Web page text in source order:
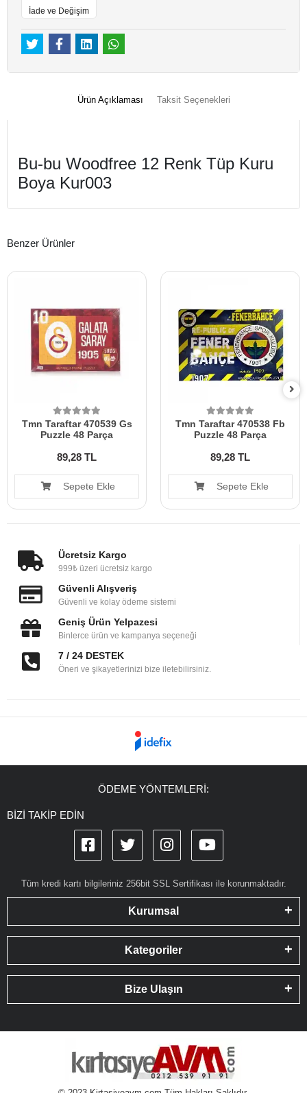
İade ve Değişim
Ürün Açıklaması Taksit Seçenekleri
Bu-bu Woodfree 12 Renk Tüp Kuru
Boya Kur003
Benzer Ürünler
Tmn Taraftar 470539 Gs
Puzzle 48 Parça
89,28 TL
Sepete Ekle
Tmn Taraftar 470538 Fb
Puzzle 48 Parça
89,28 TL
Sepete Ekle
Ücretsiz Kargo
999₺ üzeri ücretsiz kargo
Güvenli Alışveriş
Güvenli ve kolay ödeme sistemi
Geniş Ürün Yelpazesi
Binlerce ürün ve kampanya seçeneği
7 / 24 DESTEK
Öneri ve şikayetlerinizi bize iletebilirsiniz.
ÖDEME YÖNTEMLERİ:
BİZİ TAKİP EDİN
Tüm kredi kartı bilgileriniz 256bit SSL Sertifikası ile korunmaktadır.
Kurumsal
Kategoriler
Bize Ulaşın